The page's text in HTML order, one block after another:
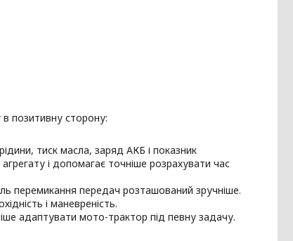
в позитивну сторону:
тиск масла, заряд АКБ і показник
і допомагає точніше розрахувати час
перемикання передач розташований зручніше.
і маневреність.
адаптувати мото-трактор під певну задачу.